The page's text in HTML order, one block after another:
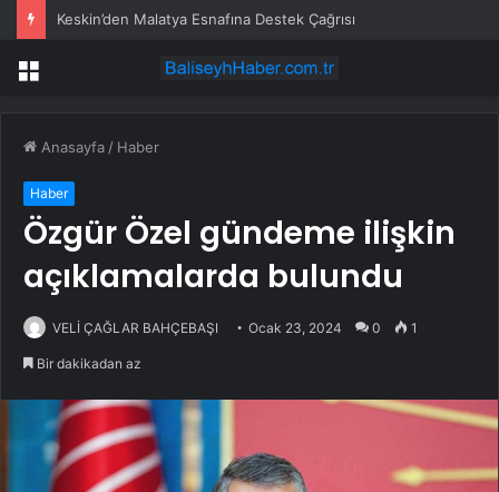
Keskin’den Malatya Esnafına Destek Çağrısı
Menü
Anasayfa / Haber
Haber
Özgür Özel gündeme ilişkin
açıklamalarda bulundu
VELİ ÇAĞLAR BAHÇEBAŞI Ocak 23, 2024 0 1
Bir dakikadan az